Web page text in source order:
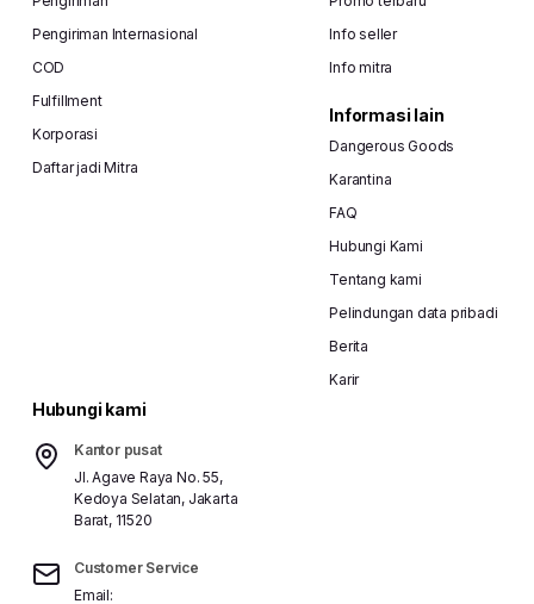
Pengiriman Internasional
COD
Fulfillment
Korporasi
Daftar jadi Mitra
Info seller
Info mitra
Informasi lain
Dangerous Goods
Karantina
FAQ
Hubungi Kami
Tentang kami
Pelindungan data pribadi
Berita
Karir
Hubungi kami
Kantor pusat
Jl. Agave Raya No. 55,
Kedoya Selatan, Jakarta
Barat, 11520
Customer Service
Email: